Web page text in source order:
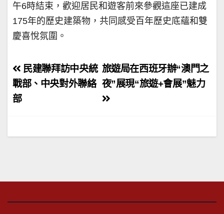
午6時結束，歡迎居民和遊客前來參觀這座已建成
175年的歷史建築物，共同感受百年歷史底蘊和雙
慶喜悅氛圍。
文
章
導
旅遊局在西班牙辦“澳門之
夜”展現“旅遊+會展”魅力
民建聯拜訪中央統
戰部、中央對外聯絡
部